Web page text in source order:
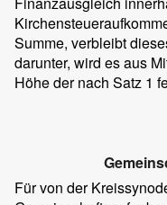
Summe, verbleibt
darunter, wird es aus
Höhe der nach Satz 1
Für von der